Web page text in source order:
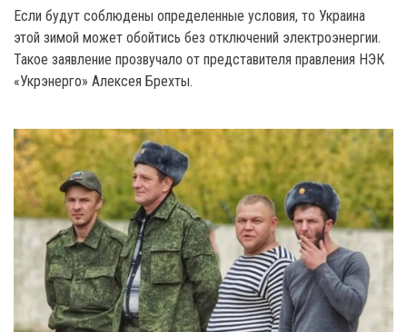
Если будут соблюдены определенные условия, то Украина
этой зимой может обойтись без отключений электроэнергии.
Такое заявление прозвучало от представителя правления НЭК
«Укрэнерго» Алексея Брехты.